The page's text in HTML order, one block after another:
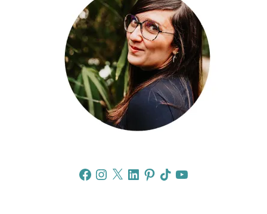
FacebookInstagram
X LinkedInPinterestTikTokYouTube